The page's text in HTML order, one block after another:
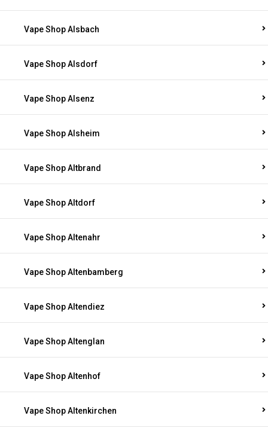
Vape Shop Alsbach
Vape Shop Alsdorf
Vape Shop Alsenz
Vape Shop Alsheim
Vape Shop Altbrand
Vape Shop Altdorf
Vape Shop Altenahr
Vape Shop Altenbamberg
Vape Shop Altendiez
Vape Shop Altenglan
Vape Shop Altenhof
Vape Shop Altenkirchen